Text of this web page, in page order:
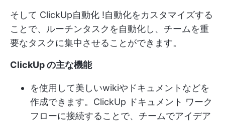
そして ClickUp自動化 !自動化をカスタマイズする
ことで、ルーチンタスクを自動化し、チームを重
要なタスクに集中させることができます。
ClickUp の主な機能
を使用して美しいwikiやドキュメントなどを
作成できます。 ClickUp ドキュメント ワーク
フローに接続することで、チームでアイデア